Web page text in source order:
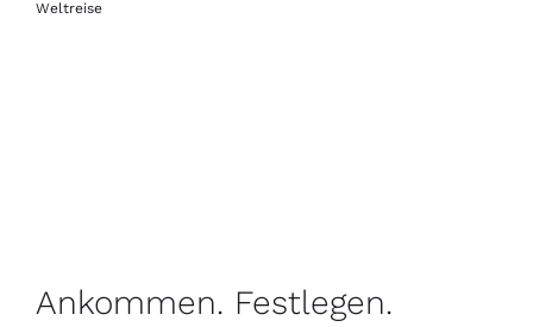
Weltreise
Ankommen. Festlegen.